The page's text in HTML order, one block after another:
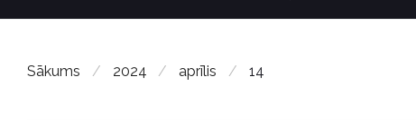
e
Sākums / 2024 / aprīlis / 14